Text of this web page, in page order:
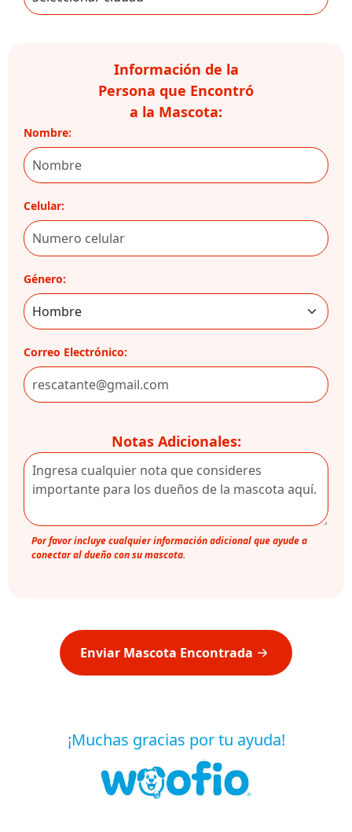
Información de la
Persona que Encontró
a la Mascota:
Nombre:
Celular:
Género:
Correo Electrónico:
Notas Adicionales:
Por favor incluye cualquier información adicional que ayude a
conectar al dueño con su mascota.
Enviar Mascota Encontrada
¡Muchas gracias por tu ayuda!